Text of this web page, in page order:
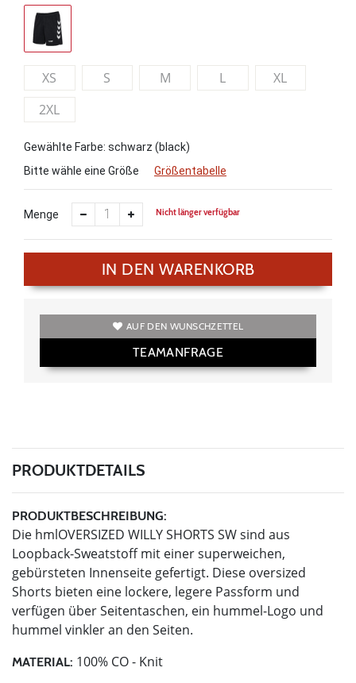
XS S M L
XL
2XL
Gewählte Farbe: schwarz (black)
Bitte wähle eine Größe
Größentabelle
Menge Nicht länger verfügbar
IN DEN WARENKORB
AUF DEN WUNSCHZETTEL
TEAMANFRAGE
PRODUKTDETAILS
PRODUKTBESCHREIBUNG:
Die hmlOVERSIZED WILLY SHORTS SW sind aus
Loopback-Sweatstoff mit einer superweichen,
gebürsteten Innenseite gefertigt. Diese oversized
Shorts bieten eine lockere, legere Passform und
verfügen über Seitentaschen, ein hummel-Logo und
hummel vinkler an den Seiten.
MATERIAL: 100% CO - Knit